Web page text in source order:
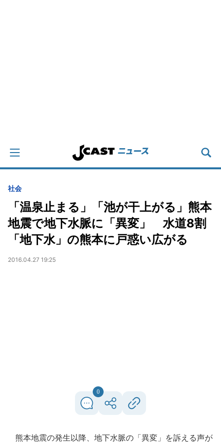
社会
「温泉止まる」「池が干上がる」熊本
地震で地下水脈に「異変」 水道8割
「地下水」の熊本に戸惑い広がる
2016.04.27 19:25
0
熊本地震の発生以降、地下水脈の「異変」を訴える声が